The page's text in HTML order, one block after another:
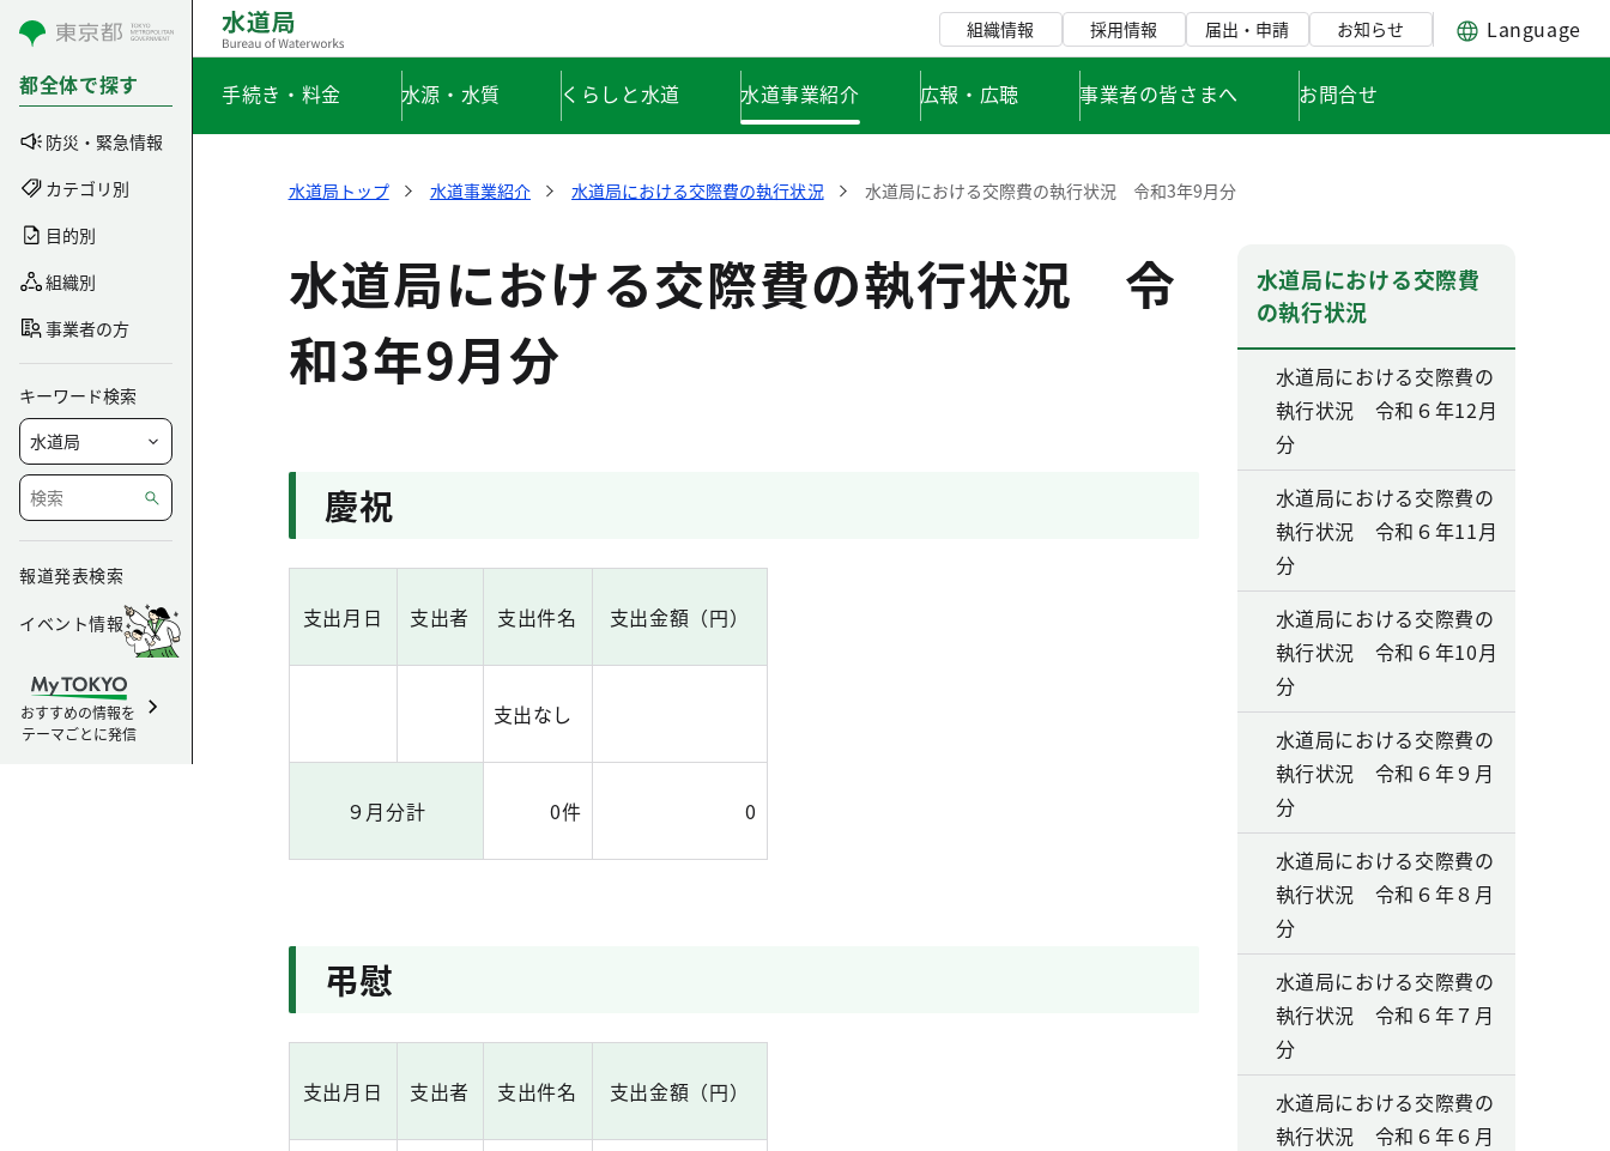
コンテンツにスキップ
都全体で探す
防災・緊急情報
カテゴリ別
目的別
組織別
事業者の方
キーワード検索
報道発表検索
イベント情報
おすすめの情報を
テーマごとに発信
組織情報 採用情報 届出・申請 お知らせ Language
手続き・料金 水源・水質 くらしと水道 水道事業紹介 広報・広聴 事業者の皆さまへ お問合せ
水道局トップ 水道事業紹介 水道局における交際費の執行状況 水道局における交際費の執行状況 令和3年9月分
水道局における交際費の執行状況 令
和3年9月分
慶祝
支出月日 支出者 支出件名 支出金額（円）
支出なし
９月分計 0件 0
弔慰
支出月日 支出者 支出件名 支出金額（円）
水道局における交際費
の執行状況
水道局における交際費の
執行状況 令和６年12月
分
水道局における交際費の
執行状況 令和６年11月
分
水道局における交際費の
執行状況 令和６年10月
分
水道局における交際費の
執行状況 令和６年９月
分
水道局における交際費の
執行状況 令和６年８月
分
水道局における交際費の
執行状況 令和６年７月
分
水道局における交際費の
執行状況 令和６年６月